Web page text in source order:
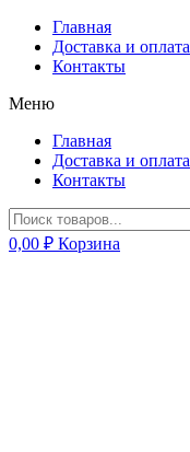
Главная
Доставка и оплата
Контакты
Меню
Главная
Доставка и оплата
Контакты
0,00 ₽ Корзина